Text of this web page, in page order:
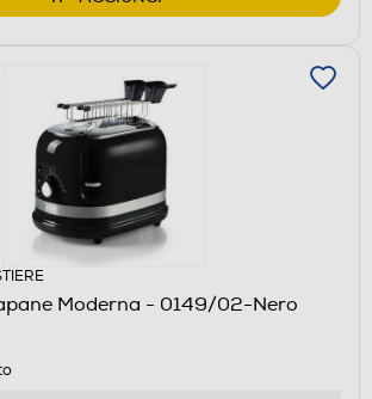
Moderna - 0149/02-Nero